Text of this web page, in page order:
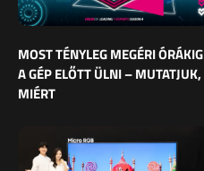
MOST TÉNYLEG MEGÉRI ÓRÁKIG
A GÉP ELŐTT ÜLNI – MUTATJUK,
MIÉRT